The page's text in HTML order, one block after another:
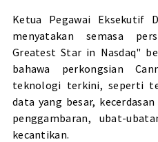
Ketua Pegawai Eksekutif
menyatakan semasa
Greatest Star in Nasdaq"
bahawa perkongsian
teknologi terkini, seperti
data yang besar,
penggambaran, ubat-
kecantikan.